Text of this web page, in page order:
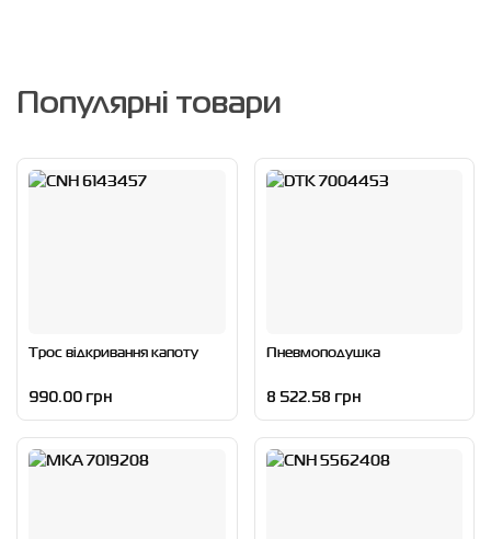
Популярні товари
Трос відкривання капоту
990.00 грн
Пневмоподушка
8 522.58 грн